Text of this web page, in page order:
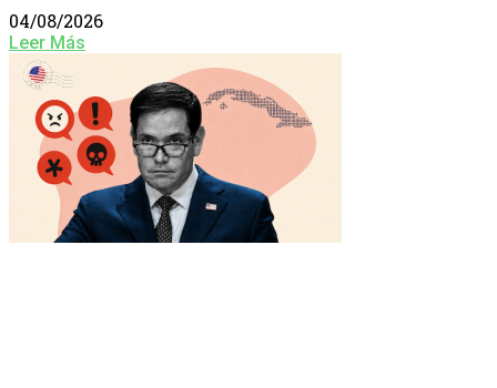
04/08/2026
Leer Más